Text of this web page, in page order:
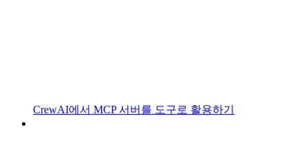
CrewAI에서 MCP 서버를 도구로 활용하기